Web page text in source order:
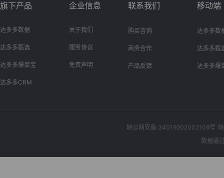
旗下产品
达多多数据
达多多甄选
达多多爆单宝
达多多CRM
企业信息
关于我们
服务协议
免责声明
联系我们
购买咨询
商务合作
产品反馈
移动端
达多多数
达多多甄
达多多爆
皖公网安备 34019202002109号
数据通